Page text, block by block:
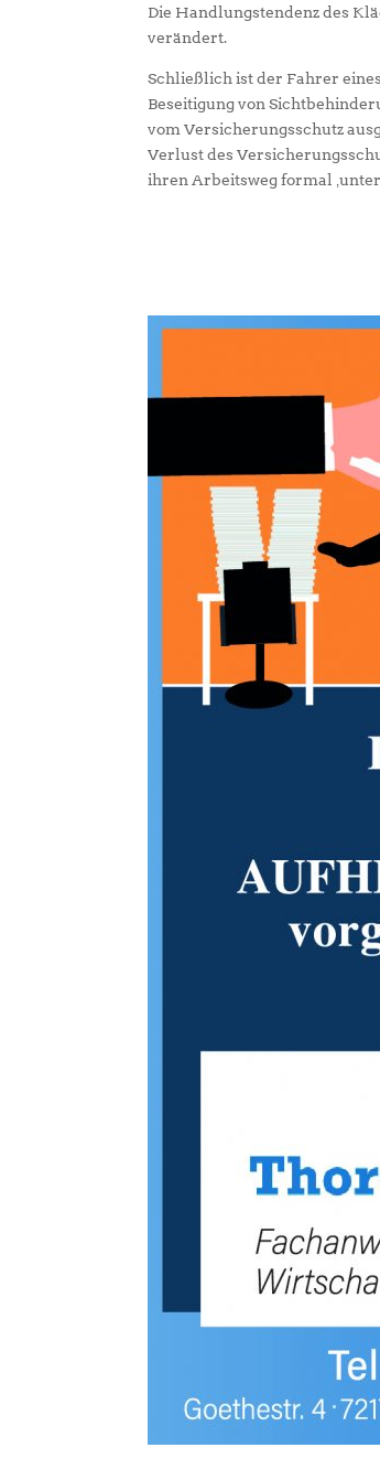
Die Handlungstendenz des
verändert.
Schließlich ist der Fahrer
Beseitigung von
vom Versicherungsschutz
Verlust des
ihren Arbeitsweg formal